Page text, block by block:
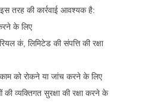
तरह की कार्रवाई आवश्यक है:
के लिए
कं, लिमिटेड की संपत्ति की रक्षा
को रोकने या जांच करने के लिए
व्यक्तिगत सुरक्षा की रक्षा करने के